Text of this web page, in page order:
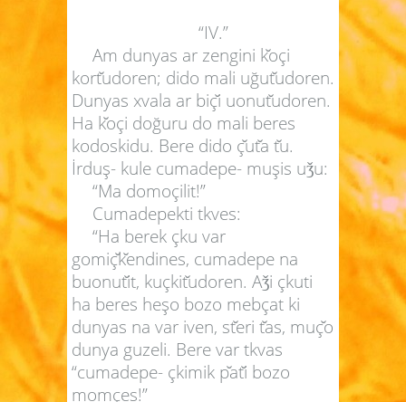
“IV.”
Am dunyas ar zengini koçi
kortudoren; dido mali uğutudoren.
Dunyas xvala ar biçi uonutudoren.
Ha koçi doğuru do mali beres
kodoskidu. Bere dido çuta tu.
İrduş- kule cumadepe- muşis uǯu:
“Ma domoçilit!”
Cumadepekti tkves:
“Ha berek çku var
gomiçkendines, cumadepe na
buonutit, kuçkitudoren. Aǯi çkuti
ha beres heşo bozo mebçat ki
dunyas na var iven, steri tas, muço
dunya guzeli. Bere var tkvas
“cumadepe- çkimik pati bozo
momçes!”